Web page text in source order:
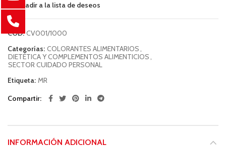
Añadir a la lista de deseos
COD:CV001/1000
Categorías: COLORANTES ALIMENTARIOS,
DIETÉTICA Y COMPLEMENTOS ALIMENTICIOS,
SECTOR CUIDADO PERSONAL
Etiqueta: MR
Compartir
INFORMACIÓN ADICIONAL